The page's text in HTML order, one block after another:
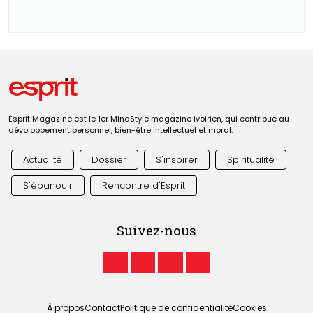
Esprit Magazine est le 1er MindStyle magazine ivoirien, qui contribue au
dévoloppement personnel, bien-être intellectuel et moral.
Actualité Dossier S'inspirer
Spiritualité
S'épanouir
Rencontre d'Esprit
Suivez-nous
À proposContactPolitique de confidentialitéCookies